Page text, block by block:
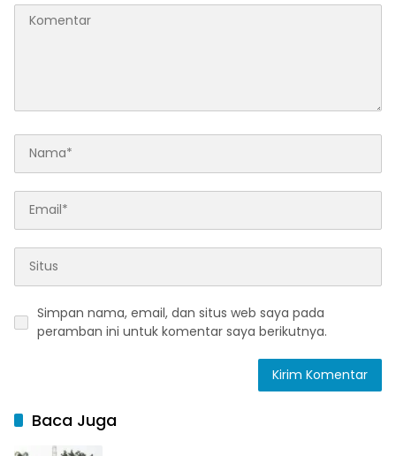
Simpan nama, email, dan situs web saya pada
peramban ini untuk komentar saya berikutnya.
Baca Juga